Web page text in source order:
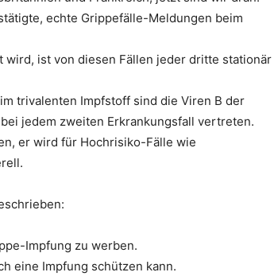
echte Grippefälle-Meldungen beim
ist von diesen Fällen jeder dritte stationär
trivalenten Impfstoff sind die Viren B der
jedem zweiten Erkrankungsfall vertreten.
er wird für Hochrisiko-Fälle wie
Impfung zu werben.
eine Impfung schützen kann.